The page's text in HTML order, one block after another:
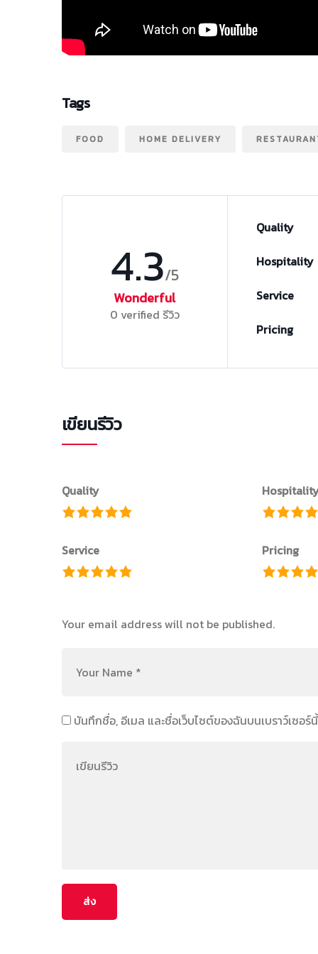
Tags
FOOD HOME DELIVERY
4.3/5
Wonderful
0 verified รีวิว
Quality
Hospitality
Service
Pricing
เขียนรีวิว
Quality
Service Pricing
Your email address will not be published.
บันทึกชื่อ, อีเมล และชื่อเว็บไซต์ของฉันบนเบราว์เซอ